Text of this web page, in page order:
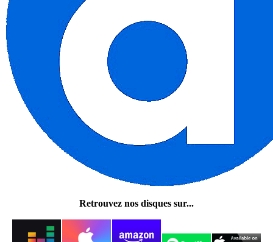
Retrouvez nos disques sur...